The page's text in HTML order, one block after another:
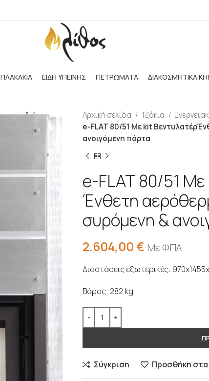
ΠΛΑΚΑΚΙΑ ΕΙΔΗ ΥΓΙΕΙΝΗΣ ΠΕΤΡΩΜΑΤΑ ΔΙΑΚΟΣΜΗΤΙΚΑ
Αρχική σελίδα Τζάκια
e-FLAT 80/51 Με kit
ανοιγόμενη πόρτα
e-FLAT 80/51
Ένθετη
συρόμενη &
2.604,00 € Με ΦΠΑ
Διαστάσεις εξωτερικές:
Βάρος: 282 kg
Σύγκριση Προσθήκη